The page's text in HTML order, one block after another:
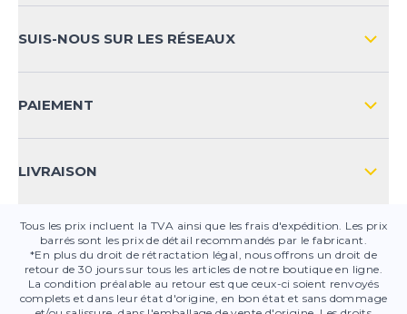
CONTACT
SÉCURITÉ DES PRODUITS
SUIS-NOUS SUR LES RÉSEAUX
PAIEMENT
LIVRAISON
Tous les prix incluent la TVA ainsi que les frais d'expédition. Les prix
barrés sont les prix de détail recommandés par le fabricant.
*En plus du droit de rétractation légal, nous offrons un droit de
retour de 30 jours sur tous les articles de notre boutique en ligne.
La condition préalable au retour est que ceux-ci soient renvoyés
complets et dans leur état d'origine, en bon état et sans dommage